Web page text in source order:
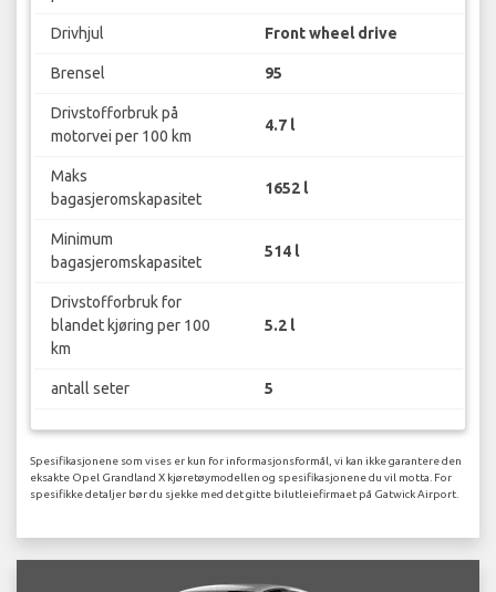
Drivhjul Front wheel drive
Brensel 95
Drivstofforbruk på
motorvei per 100 km
4.7 l
Maks
bagasjeromskapasitet
1652 l
Minimum
bagasjeromskapasitet
514 l
Drivstofforbruk for
blandet kjøring per 100
km
5.2 l
antall seter 5
Spesifikasjonene som vises er kun for informasjonsformål, vi kan ikke garantere den
eksakte Opel Grandland X kjøretøymodellen og spesifikasjonene du vil motta. For
spesifikke detaljer bør du sjekke med det gitte bilutleiefirmaet på Gatwick Airport.